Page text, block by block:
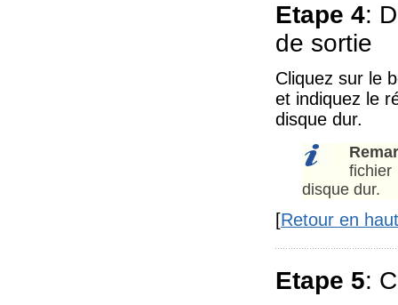
Etape 4:
de sortie
Cliquez sur le
et indiquez le
disque dur.
disque dur.
[Retour en haut
Etape 5: